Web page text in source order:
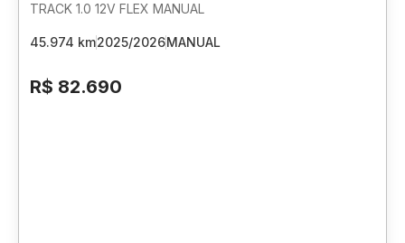
TRACK 1.0 12V FLEX MANUAL
45.974 km2025/2026MANUAL
R$ 82.690